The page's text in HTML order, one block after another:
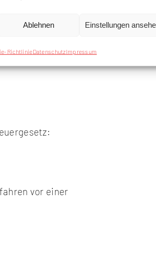
Ablehnen Einstellungen
RichtlinieDatenschutzImpressum
vor einer